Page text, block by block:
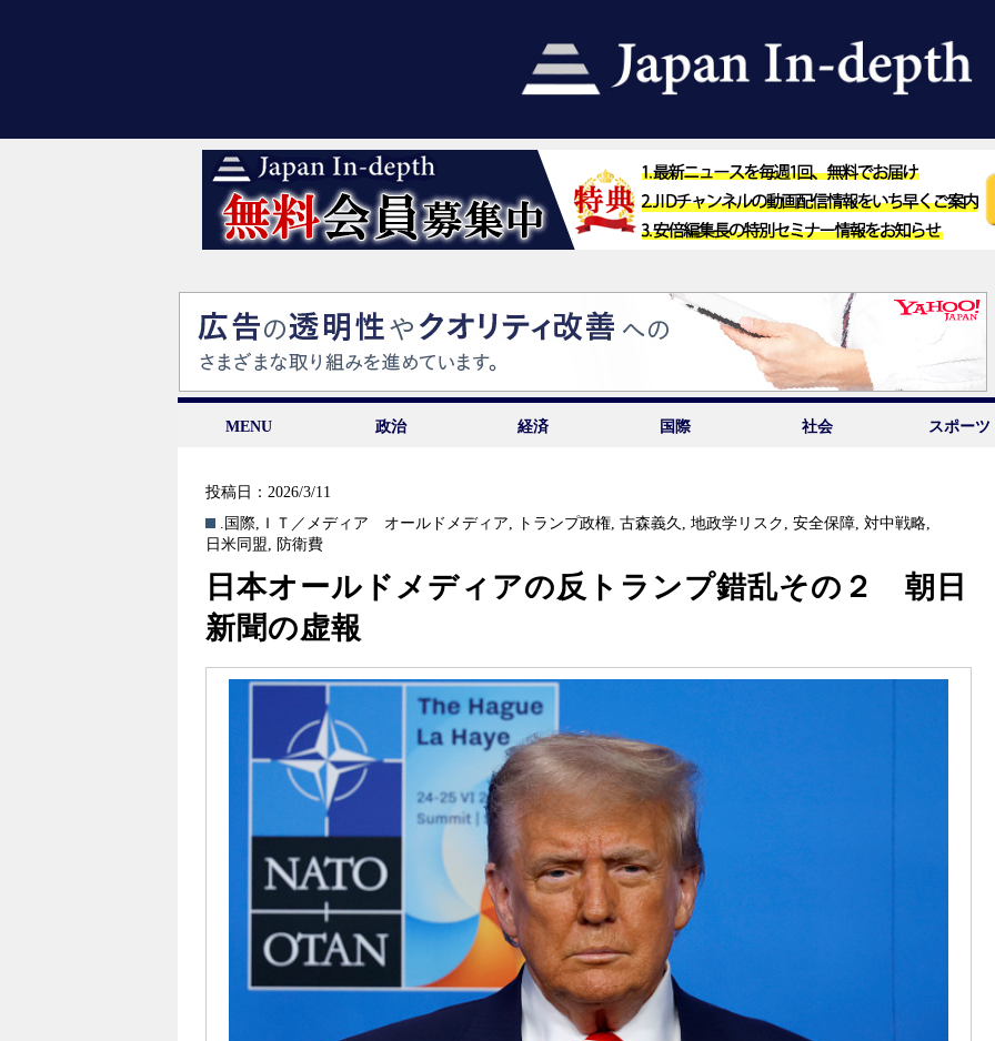
MENU 政治 経済 国際 社会 スポーツ
投稿日：2026/3/11
.国際, ＩＴ／メディア オールドメディア, トランプ政権,古森義久 ,地政学リスク ,安全保障,対中戦略,
日米同盟, 防衛費
日本オールドメディアの反トランプ錯乱その２ 朝日
新聞の虚報